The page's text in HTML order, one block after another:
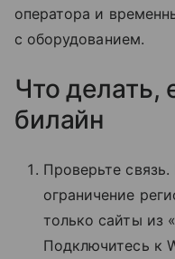
оператора и
с оборудованием.
Что делать,
билайн
Проверьте
ограничение
только сайты из
Подключитесь к